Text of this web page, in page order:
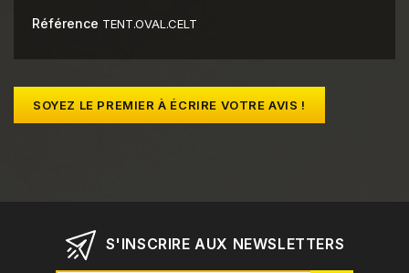
Référence TENT.OVAL.CELT
SOYEZ LE PREMIER À ÉCRIRE VOTRE AVIS !
S'INSCRIRE AUX NEWSLETTERS